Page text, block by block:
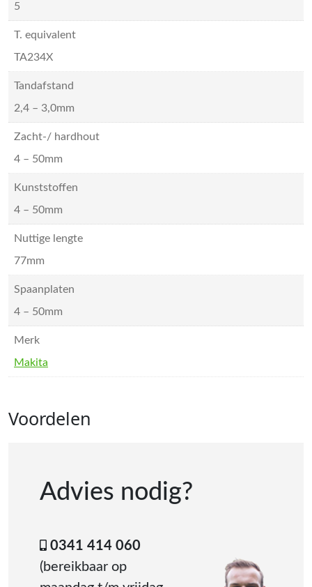
5
T. equivalent
TA234X
Tandafstand
2,4 – 3,0mm
Zacht-/ hardhout
4 – 50mm
Kunststoffen
4 – 50mm
Nuttige lengte
77mm
Spaanplaten
4 – 50mm
Merk
Makita
Voordelen
Advies nodig?
0341 414 060
(bereikbaar op